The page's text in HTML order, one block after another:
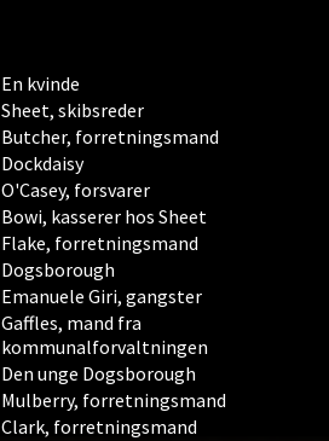
En kvinde
Sheet, skibsreder
Butcher, forretningsmand
Dockdaisy
O'Casey, forsvarer
Bowi, kasserer hos Sheet
Flake, forretningsmand
Dogsborough
Emanuele Giri, gangster
Gaffles, mand fra
kommunalforvaltningen
Den unge Dogsborough
Mulberry, forretningsmand
Clark, forretningsmand